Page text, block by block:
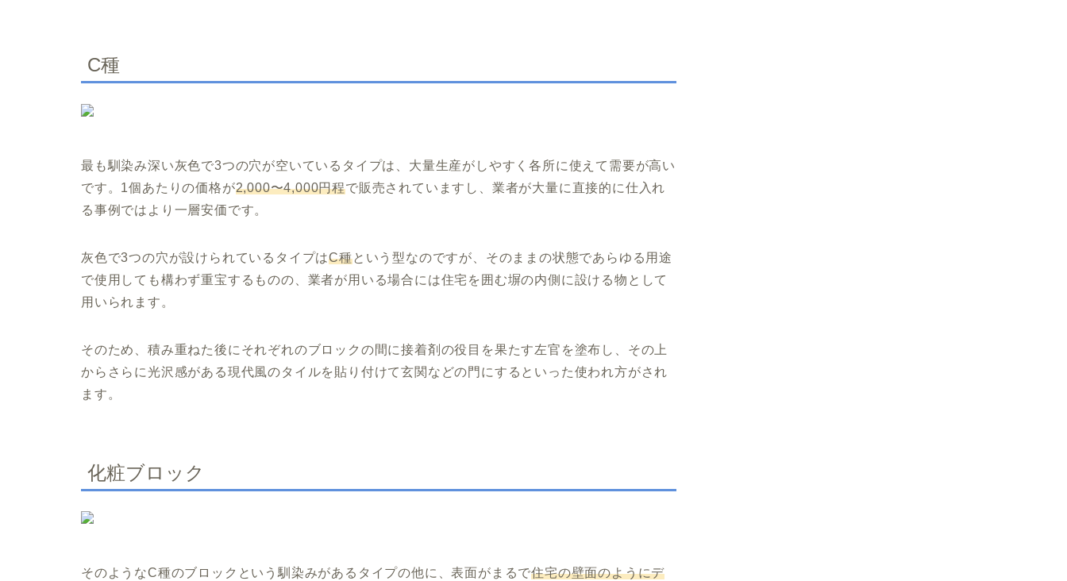
C種
最も馴染み深い灰色で3つの穴が空いているタイプは、大量生産がしやすく各所に使えて需要が高い
です。1個あたりの価格が2,000〜4,000円程で販売されていますし、業者が大量に直接的に仕入れ
る事例ではより一層安価です。
灰色で3つの穴が設けられているタイプはC種という型なのですが、そのままの状態であらゆる用途
で使用しても構わず重宝するものの、業者が用いる場合には住宅を囲む塀の内側に設ける物として
用いられます。
そのため、積み重ねた後にそれぞれのブロックの間に接着剤の役目を果たす左官を塗布し、その上
からさらに光沢感がある現代風のタイルを貼り付けて玄関などの門にするといった使われ方がされ
ます。
化粧ブロック
そのようなC種のブロックという馴染みがあるタイプの他に、表面がまるで住宅の壁面のようにデ